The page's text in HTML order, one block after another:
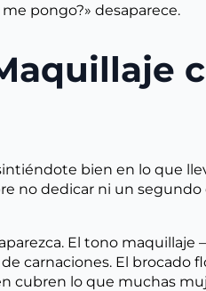
pongo?» desaparece.
bien en lo que
no dedicar ni un
El tono
carnaciones. El brocado
cubren lo que muchas